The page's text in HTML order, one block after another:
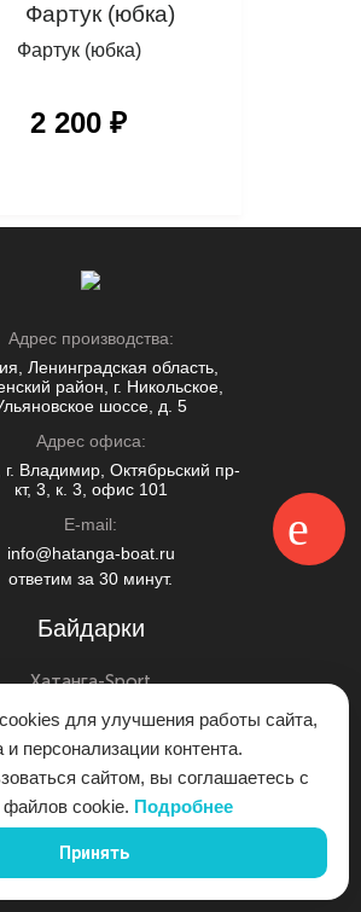
Фартук (юбка)
2 200 ₽
Адрес производства:
Ленинградская область,
район, г. Никольское,
шоссе, д. 5
Адрес офиса:
г. Владимир, Октябрьский пр-
кт, 3, к. 3, офис 101
E-mail:
info@hatanga-boat.ru
ответим за 30 минут.
Байдарки
Хатанга-Sport
Хатанга-Travel
Хатанга-Expedition
Хатанга-Extreme
Хатанга-Fish
Хатанга
Хатанга-Weekend
для улучшения работы сайта,
персонализации контента.
сайтом, вы соглашаетесь с
файлов cookie. Подробнее
Принять